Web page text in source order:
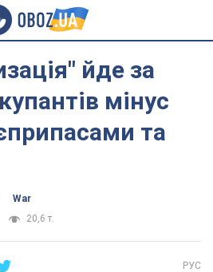
йде за
мінус
та
War
20,6 т.
РУС